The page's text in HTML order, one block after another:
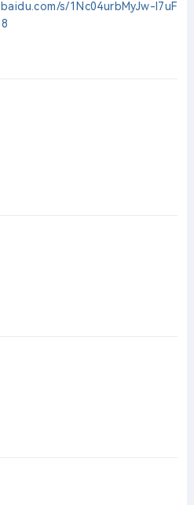
s/1Nc04urbMyJw-l7uF